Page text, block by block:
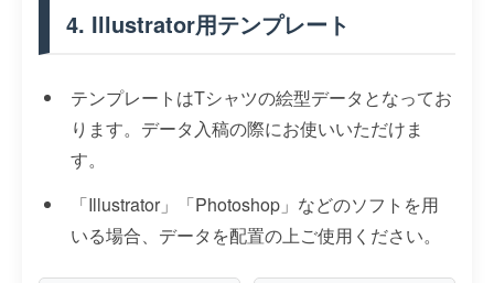
4. Illustrator用テンプレート
テンプレートはTシャツの絵型データとなってお
ります。データ入稿の際にお使いいただけま
す。
「Illustrator」「Photoshop」などのソフトを用
いる場合、データを配置の上ご使用ください。